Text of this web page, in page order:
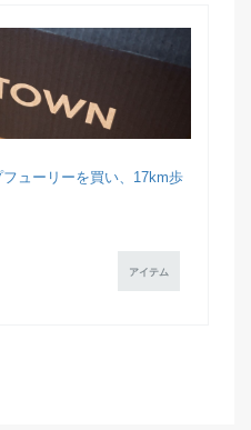
ューリーを買い、17km歩
アイテム